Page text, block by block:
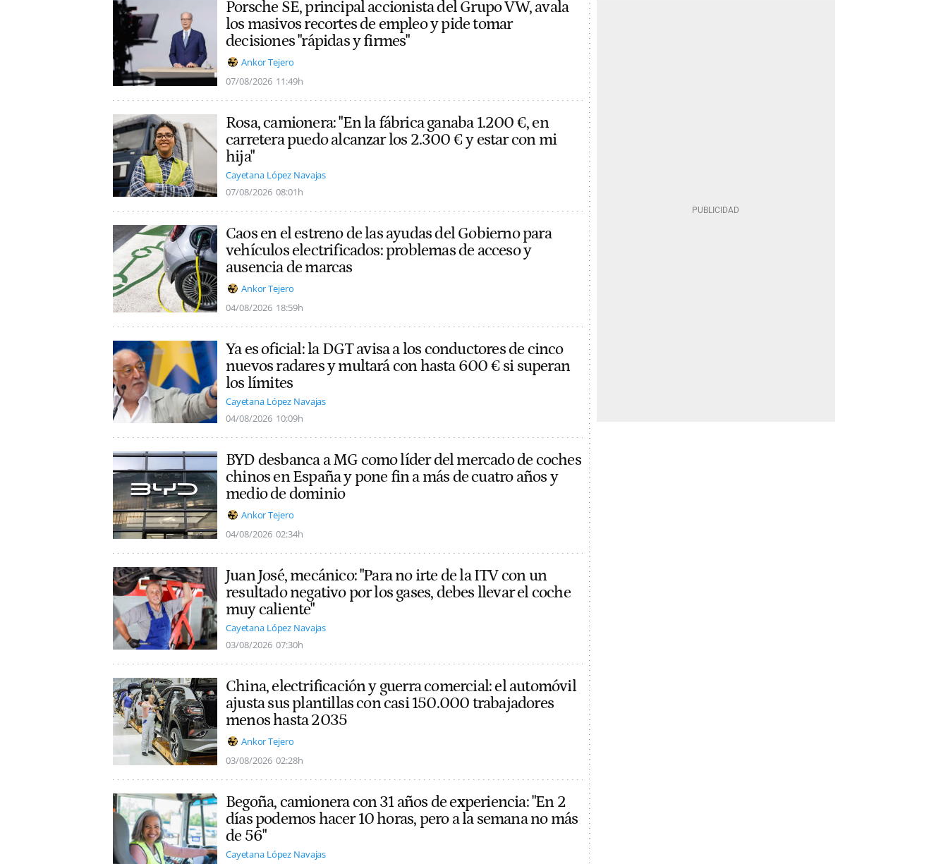
Porsche SE, principal accionista del Grupo VW, avala
los masivos recortes de empleo y pide tomar
decisiones "rápidas y firmes"
Ankor Tejero
07/08/2026 11:49h
Rosa, camionera: "En la fábrica ganaba 1.200 €, en
carretera puedo alcanzar los 2.300 € y estar con mi
hija"
Cayetana López Navajas
07/08/2026 08:01h
Caos en el estreno de las ayudas del Gobierno para
vehículos electrificados: problemas de acceso y
ausencia de marcas
Ankor Tejero
04/08/2026 18:59h
Ya es oficial: la DGT avisa a los conductores de cinco
nuevos radares y multará con hasta 600 € si superan
los límites
Cayetana López Navajas
04/08/2026 10:09h
BYD desbanca a MG como líder del mercado de coches
chinos en España y pone fin a más de cuatro años y
medio de dominio
Ankor Tejero
04/08/2026 02:34h
Juan José, mecánico: "Para no irte de la ITV con un
resultado negativo por los gases, debes llevar el coche
muy caliente"
Cayetana López Navajas
03/08/2026 07:30h
China, electrificación y guerra comercial: el automóvil
ajusta sus plantillas con casi 150.000 trabajadores
menos hasta 2035
Ankor Tejero
03/08/2026 02:28h
Begoña, camionera con 31 años de experiencia: "En 2
días podemos hacer 10 horas, pero a la semana no más
de 56"
Cayetana López Navajas